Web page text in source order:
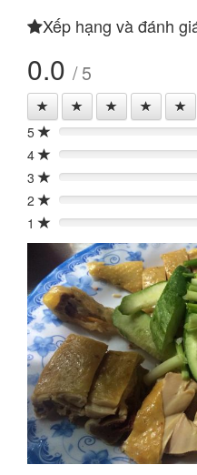
Xếp hạng và đánh
0.0 / 5
5 0%
4
0%
3
0%
2
0%
1
0%